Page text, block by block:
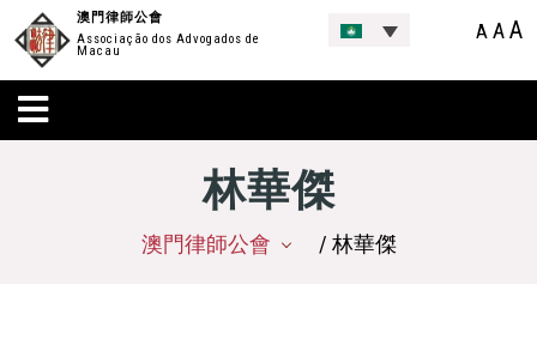
澳門律師公會
Associação dos Advogados de
Macau
A AA
林華傑
澳門律師公會 / 林華傑